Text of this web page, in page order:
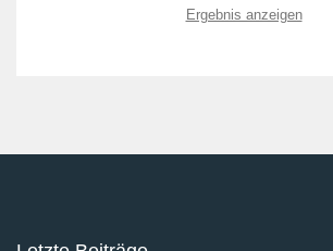
Ergebnis anzeigen